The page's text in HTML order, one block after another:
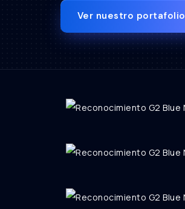
Ver nuestro portafolio